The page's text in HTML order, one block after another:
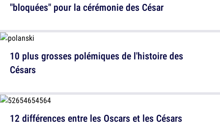
"bloquées" pour la cérémonie des César
12 différences entre les Oscars et les Césars
10 plus grosses polémiques de l'histoire des
Césars